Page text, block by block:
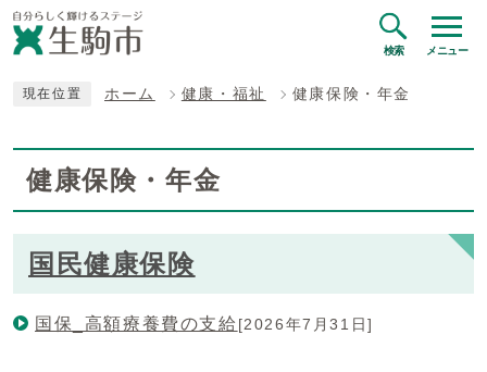
検索 メニュー
現在位置 ホーム 健康・福祉 健康保険・年金
健康保険・年金
国民健康保険
国保_高額療養費の支給 [2026年7月31日]